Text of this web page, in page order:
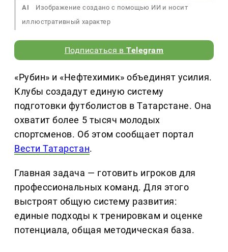
AI
Изображение создано с помощью ИИ и носит
иллюстративный характер
Подписаться вTelegram
«Рубин» и «Нефтехимик» объединят усилия.
Клубы создадут единую систему
подготовки футболистов в Татарстане. Она
охватит более 5 тысяч молодых
спортсменов. Об этом сообщает портал
Вести Татарстан.
Главная задача — готовить игроков для
профессиональных команд. Для этого
выстроят общую систему развития:
единые подходы к тренировкам и оценке
потенциала, общая методическая база.